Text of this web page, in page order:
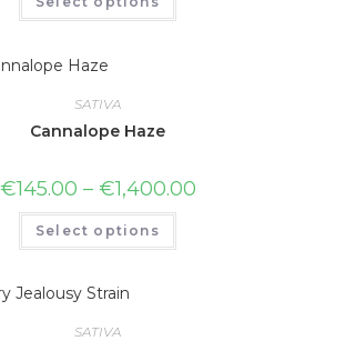
SATIVA
Cannalope Haze
€145.00 – €1,400.00
Select options
SATIVA